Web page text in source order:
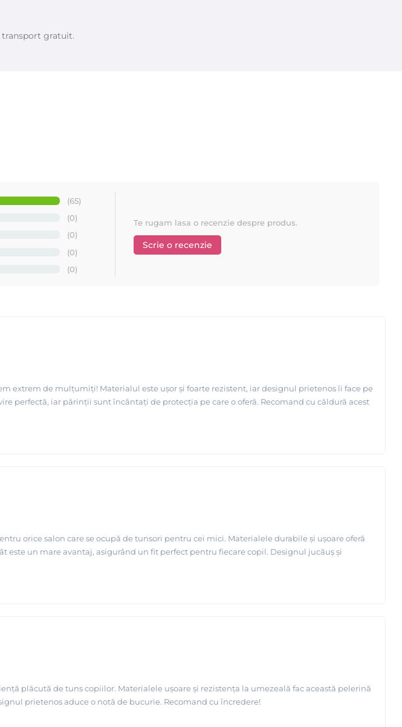
transport gratuit.
(65)
(0)
(0)
(0)
(0)
Te rugam lasa o recenzie despre produs.
Scrie o recenzie
extrem de mulțumiți! Materialul este ușor și foarte rezistent, iar designul prietenos îi face pe
perfectă, iar părinții sunt încântați de protecția pe care o oferă. Recomand cu căldură acest
orice salon care se ocupă de tunsori pentru cei mici. Materialele durabile și ușoare oferă
este un mare avantaj, asigurând un fit perfect pentru fiecare copil. Designul jucăuș și
plăcută de tuns copiilor. Materialele ușoare și rezistența la umezeală fac această pelerină
prietenos aduce o notă de bucurie. Recomand cu încredere!